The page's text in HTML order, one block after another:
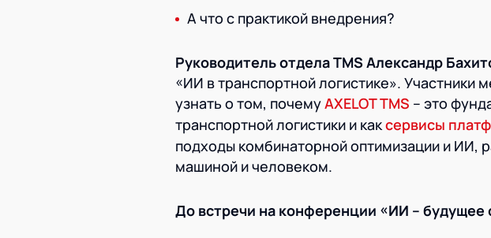
А что с практикой внедрения?
Руководитель отделаTMSАлександр
«ИИ в транспортной логистике». Участники
узнать о том, почемуAXELOT TMS – это
транспортной логистики и каксервисы
подходы комбинаторной оптимизации и ИИ,
машиной и человеком.
До встречи на конференции «ИИ – будущее